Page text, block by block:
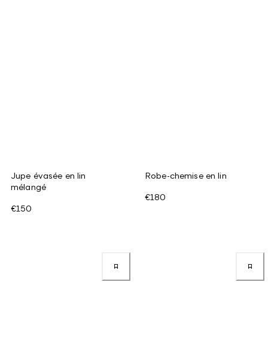
Jupe évasée en lin
mélangé
€150
Robe-chemise en lin
€180